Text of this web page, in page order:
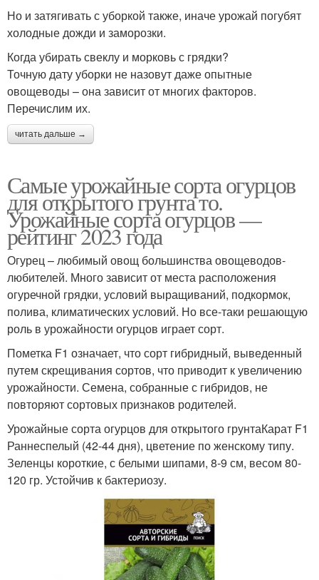
Но и затягивать с уборкой также, иначе урожай погубят
холодные дожди и заморозки.
Когда убирать свеклу и морковь с грядки?
Точную дату уборки не назовут даже опытные
овощеводы – она зависит от многих факторов.
Перечислим их.
читать дальше →
Самые урожайные сорта огурцов
для открытого грунта то.
Урожайные сорта огурцов —
рейтинг 2023 года
Огурец – любимый овощ большинства овощеводов-
любителей. Много зависит от места расположения
огуречной грядки, условий выращиваний, подкормок,
полива, климатических условий. Но все-таки решающую
роль в урожайности огурцов играет сорт.
Пометка F1 означает, что сорт гибридный, выведенный
путем скрещивания сортов, что приводит к увеличению
урожайности. Семена, собранные с гибридов, не
повторяют сортовых признаков родителей.
Урожайные сорта огурцов для открытого грунтаКарат F1
Раннеспелый (42-44 дня), цветение по женскому типу.
Зеленцы короткие, с белыми шипами, 8-9 см, весом 80-
120 гр. Устойчив к бактериозу.